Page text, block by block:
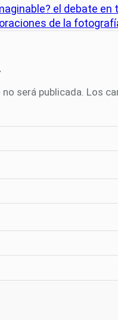
el debate en
de la
será publicada. Los